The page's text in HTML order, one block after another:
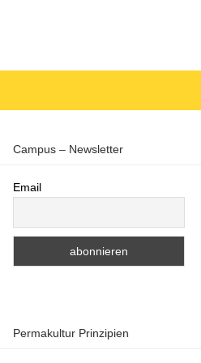
Campus – Newsletter
Email
Permakultur Prinzipien